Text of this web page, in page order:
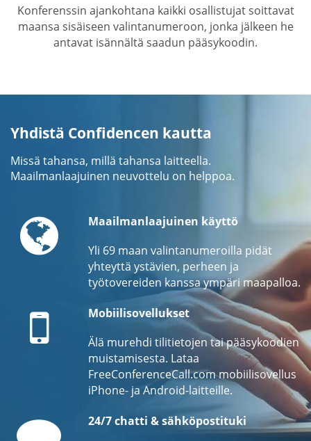
Konferenssin ajankohtana kaikki osallistujat soittavat
maansa sisäiseen valintanumeroon, jonka jälkeen he
antavat isännältä saadun pääsykoodin.
Yhdistä Confidencen kautta
Missä tahansa, millä tahansa laitteella.
Maailmanlaajuinen neuvottelu on helppoa.
Maailmanlaajuinen käyttö
Yli 69 maan valintanumeroilla pidät
yhteyttä ystävien, perheen ja
työtovereiden kanssa ympäri maapalloa.
Mobile
Mobiilisovellukset
Älä murehdi tilitietojen tai pääsykoodien
muistamisesta. Lataa
FreeConferenceCall.com mobiilisovellus
iPhone- ja Android-laitteille.
Comment
24/7 chatti & sähköpostituki